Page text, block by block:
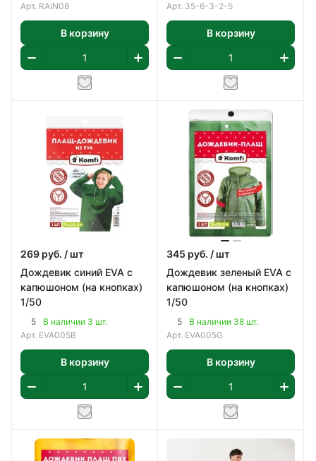
Арт. RAIN08
В корзину
Арт. 35-6-3-2-5
В корзину
269 руб. / шт
Дождевик синий EVA с
капюшоном (на кнопках)
1/50
5
В наличии 3 шт.
Арт. EVA005В
В корзину
345 руб. / шт
Дождевик зеленый EVA с
капюшоном (на кнопках)
1/50
5
В наличии 38 шт.
Арт. EVA005G
В корзину